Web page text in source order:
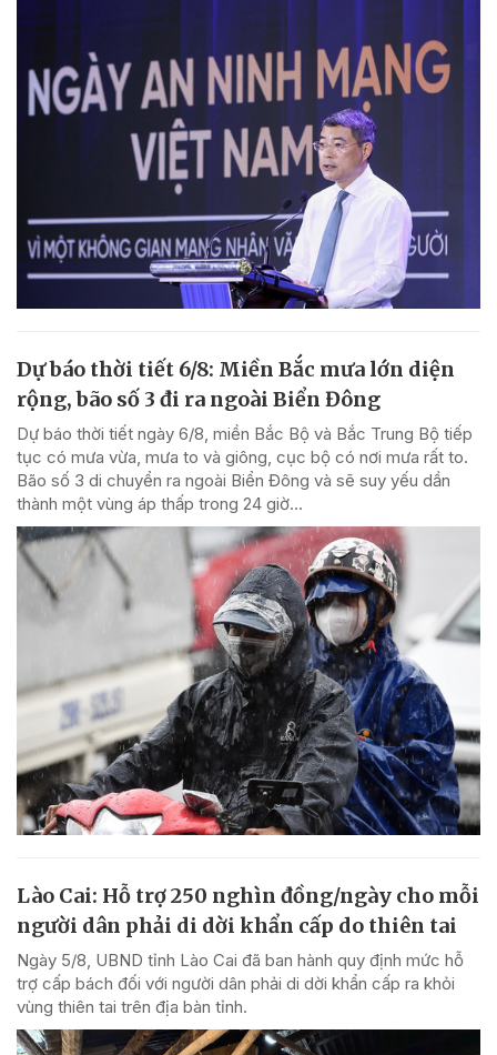
Dự báo thời tiết 6/8: Miền Bắc mưa lớn diện
rộng, bão số 3 đi ra ngoài Biển Đông
Dự báo thời tiết ngày 6/8, miền Bắc Bộ và Bắc Trung Bộ tiếp
tục có mưa vừa, mưa to và giông, cục bộ có nơi mưa rất to.
Bão số 3 di chuyển ra ngoài Biển Đông và sẽ suy yếu dần
thành một vùng áp thấp trong 24 giờ...
Lào Cai: Hỗ trợ 250 nghìn đồng/ngày cho mỗi
người dân phải di dời khẩn cấp do thiên tai
Ngày 5/8, UBND tỉnh Lào Cai đã ban hành quy định mức hỗ
trợ cấp bách đối với người dân phải di dời khẩn cấp ra khỏi
vùng thiên tai trên địa bàn tỉnh.